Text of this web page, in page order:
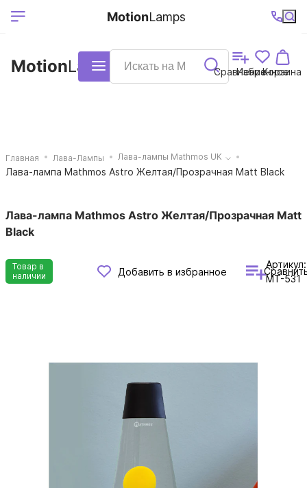
Ваш регион
Выберите ваш
+7 (495)740-
38-68
График
работы
MotionLamps Каталог Сравнение
Избранное
Корзина
MotionLamps
Главная Лава-Лампы Лава-лампы Mathmos UK
Лава-лампа Mathmos Astro Желтая/Прозрачная Matt Black
Лава-лампа Mathmos Astro Желтая/Прозрачная Matt
Black
Товар в
наличии
Добавить в избранное
Артикул:
MT-531